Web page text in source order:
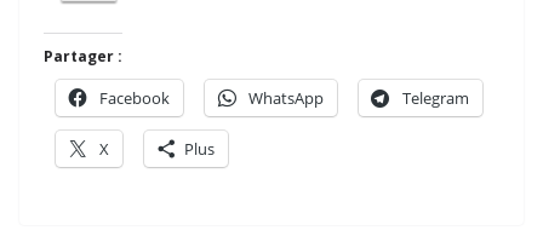
Partager :
Facebook WhatsApp Telegram
X Plus